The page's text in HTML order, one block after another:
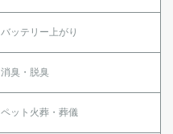
バッテリー上がり
消臭・脱臭
ペット火葬・葬儀